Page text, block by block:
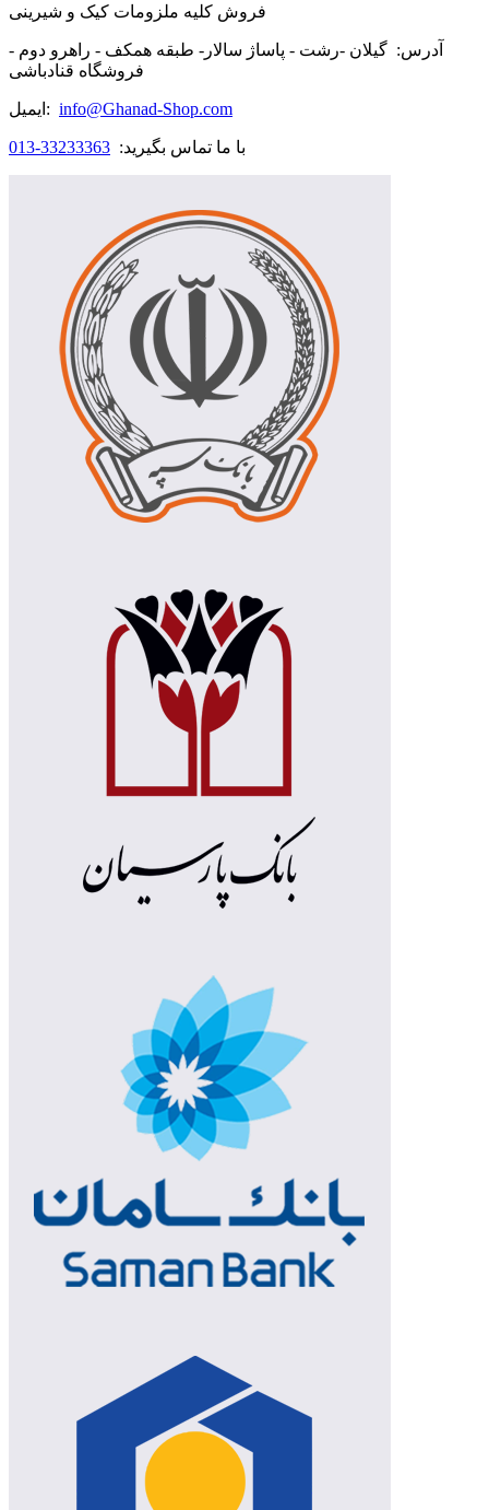
فروش کلیه ملزومات کیک و شیرینی
آدرس: گیلان -رشت - پاساژ سالار- طبقه همکف - راهرو دوم -
فروشگاه قنادباشی
ایمیل: info@Ghanad-Shop.com
با ما تماس بگیرید: 33233363-013